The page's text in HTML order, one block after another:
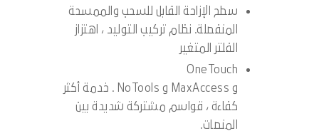
سطح الإزاحة القابل للسحب والممسحة
المنفصلة. نظام تركيب التوليد ، اهتزاز
الفلتر المتغير
OneTouch
و MaxAccess و NoTools . خدمة أكثر
كفاءة ، قواسم مشتركة شديدة بين
المنصات.